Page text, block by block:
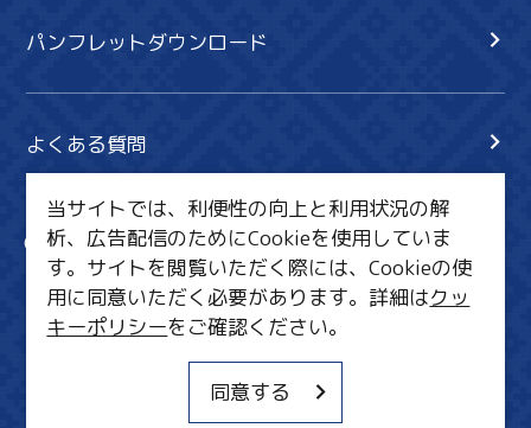
パンフレットダウンロード
よくある質問
サイト内検索
共有
行きたいリスト
MICE・教育・観光事業者の皆様へ
当サイトでは、利便性の向上と利用状況の解
析、広告配信のためにCookieを使用していま
す。サイトを閲覧いただく際には、Cookieの使
用に同意いただく必要があります。詳細はクッ
キーポリシーをご確認ください。
同意する